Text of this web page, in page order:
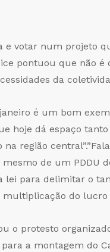
e votar num projeto
pontuou que não
da
é um bom
hoje dá espaço
região
de um PDDU
lei para delimitar o
do lucro
o protesto
a montagem do